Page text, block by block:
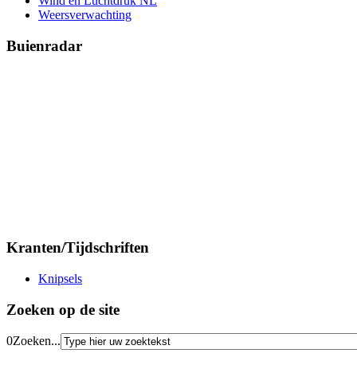
Weersverwachting
Buienradar
Kranten/Tijdschriften
Knipsels
Zoeken op de site
0Zoeken...